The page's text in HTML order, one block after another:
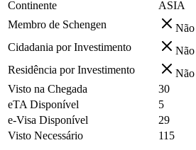
Continente
ASIA
Membro de Schengen
Não
Cidadania por Investimento
Não
Residência por Investimento
Não
Visto na Chegada
30
eTA Disponível
5
e-Visa Disponível
29
Visto Necessário
115